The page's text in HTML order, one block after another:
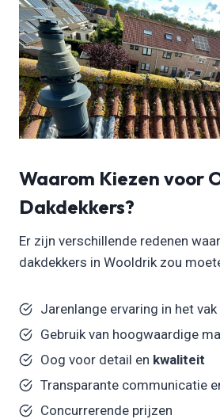
Waarom Kiezen voor
Dakdekkers?
Er zijn verschillende redenen
dakdekkers in Wooldrik zou
Jarenlange ervaring in het vak
Gebruik van hoogwaardige
Oog voor detail en kwaliteit
Transparante communicatie
Concurrerende prijzen